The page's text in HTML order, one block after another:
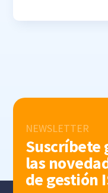
NEWSLETTER
Suscríbete
las
de gestión